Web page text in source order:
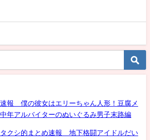
報 僕の彼女はエリーちゃん人形！豆腐メ
年アルバイターのぬいぐるみ男子末路編
クシ的まとめ速報 地下格闘アイドルだい